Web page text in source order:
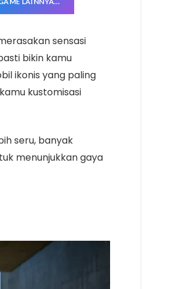
sensasi
bikin kamu
ikonis yang paling
kustomisasi
seru, banyak
menunjukkan gaya